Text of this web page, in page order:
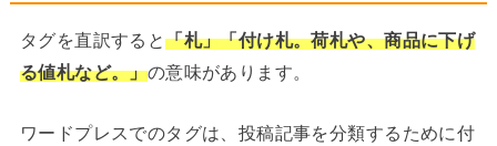
タグを直訳すると「札」「付け札。荷札や、商品に下げ
る値札など。」の意味があります。
ワードプレスでのタグは、投稿記事を分類するために付